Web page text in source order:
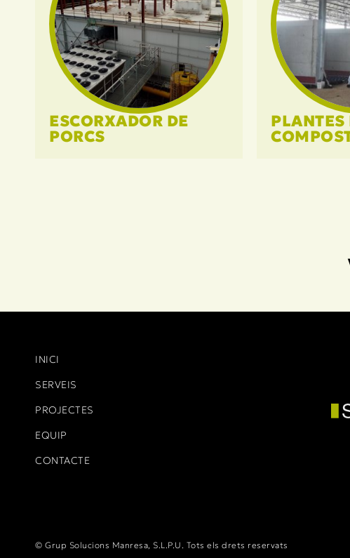
ESCORXADOR DE
PORCS
PLANTES
INICI
SERVEIS
PROJECTES
EQUIP
CONTACTE
© Grup Solucions Manresa, S.L.P.U. Tots els drets reservats